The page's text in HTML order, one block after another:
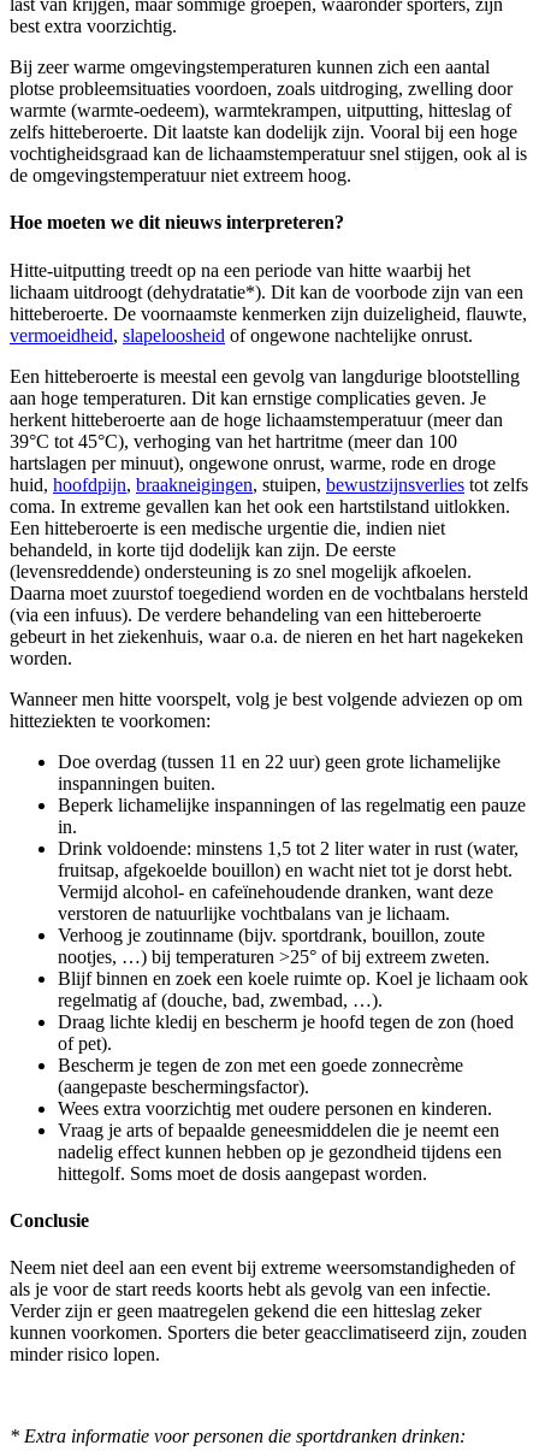
last van krijgen, maar sommige groepen, waaronder sporters, zijn
best extra voorzichtig.
Bij zeer warme omgevingstemperaturen kunnen zich een aantal
plotse probleemsituaties voordoen, zoals uitdroging, zwelling door
warmte (warmte-oedeem), warmtekrampen, uitputting, hitteslag of
zelfs hitteberoerte. Dit laatste kan dodelijk zijn. Vooral bij een hoge
vochtigheidsgraad kan de lichaamstemperatuur snel stijgen, ook al is
de omgevingstemperatuur niet extreem hoog.
Hoe moeten we dit nieuws interpreteren?
Hitte-uitputting treedt op na een periode van hitte waarbij het
lichaam uitdroogt (dehydratatie*). Dit kan de voorbode zijn van een
hitteberoerte. De voornaamste kenmerken zijn duizeligheid, flauwte,
vermoeidheid, slapeloosheid of ongewone nachtelijke onrust.
Een hitteberoerte is meestal een gevolg van langdurige blootstelling
aan hoge temperaturen. Dit kan ernstige complicaties geven. Je
herkent hitteberoerte aan de hoge lichaamstemperatuur (meer dan
39°C tot 45°C), verhoging van het hartritme (meer dan 100
hartslagen per minuut), ongewone onrust, warme, rode en droge
huid, hoofdpijn, braakneigingen, stuipen, bewustzijnsverlies tot zelfs
coma. In extreme gevallen kan het ook een hartstilstand uitlokken.
Een hitteberoerte is een medische urgentie die, indien niet
behandeld, in korte tijd dodelijk kan zijn. De eerste
(levensreddende) ondersteuning is zo snel mogelijk afkoelen.
Daarna moet zuurstof toegediend worden en de vochtbalans hersteld
(via een infuus). De verdere behandeling van een hitteberoerte
gebeurt in het ziekenhuis, waar o.a. de nieren en het hart nagekeken
worden.
Wanneer men hitte voorspelt, volg je best volgende adviezen op om
hitteziekten te voorkomen:
Doe overdag (tussen 11 en 22 uur) geen grote lichamelijke
inspanningen buiten.
Beperk lichamelijke inspanningen of las regelmatig een pauze
in.
Drink voldoende: minstens 1,5 tot 2 liter water in rust (water,
fruitsap, afgekoelde bouillon) en wacht niet tot je dorst hebt.
Vermijd alcohol- en cafeïnehoudende dranken, want deze
verstoren de natuurlijke vochtbalans van je lichaam.
Verhoog je zoutinname (bijv. sportdrank, bouillon, zoute
nootjes, …) bij temperaturen >25° of bij extreem zweten.
Blijf binnen en zoek een koele ruimte op. Koel je lichaam ook
regelmatig af (douche, bad, zwembad, …).
Draag lichte kledij en bescherm je hoofd tegen de zon (hoed
of pet).
Bescherm je tegen de zon met een goede zonnecrème
(aangepaste beschermingsfactor).
Wees extra voorzichtig met oudere personen en kinderen.
Vraag je arts of bepaalde geneesmiddelen die je neemt een
nadelig effect kunnen hebben op je gezondheid tijdens een
hittegolf. Soms moet de dosis aangepast worden.
Conclusie
Neem niet deel aan een event bij extreme weersomstandigheden of
als je voor de start reeds koorts hebt als gevolg van een infectie.
Verder zijn er geen maatregelen gekend die een hitteslag zeker
kunnen voorkomen. Sporters die beter geacclimatiseerd zijn, zouden
minder risico lopen.
* Extra informatie voor personen die sportdranken drinken: